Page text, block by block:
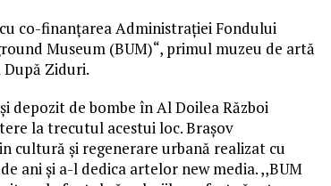
co-finanțarea Administrației Fondului
Museum (BUM)“, primul muzeu de artă
Ziduri.
depozit de bombe în Al Doilea Război
la trecutul acestui loc. Brașov
cultură și regenerare urbană realizat cu
ani și a-l dedica artelor new media. ,,BUM